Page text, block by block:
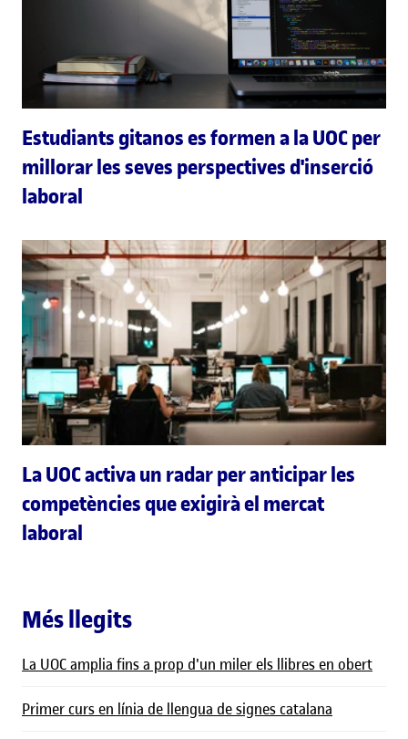
Estudiants gitanos es formen a la UOC per
millorar les seves perspectives d'inserció
laboral
La UOC activa un radar per anticipar les
competències que exigirà el mercat
laboral
Més llegits
La UOC amplia fins a prop d'un miler els llibres en obert
Primer curs en línia de llengua de signes catalana